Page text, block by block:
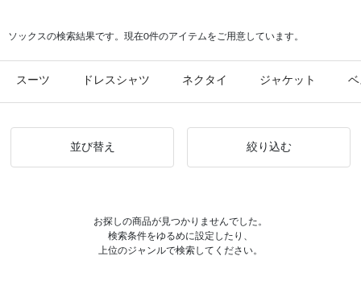
ソックスの検索結果です。現在0件のアイテムをご用意しています。
スーツ ドレスシャツ ネクタイ ジャケット
並び替え 絞り込む
お探しの商品が見つかりませんでした。
検索条件をゆるめに設定したり、
上位のジャンルで検索してください。